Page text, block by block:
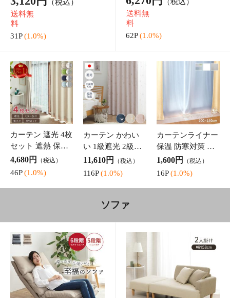
脚が選べる「クリスタダ
イニングテーブル」 80×1
50cm 4人 オーク ウォール
ナット
58,810円 （税込）
送料無
料
588P (1.0%)
5点セット 「 ダイニング
ダイニングチェア パック
ス 」 110×71cm 円形 おし
ゃれ テ
送料無
料
1,358P
ダイニングセット
石調 黒脚 アイア
ン 幅80 チェア2脚
ファブリッ
383P (1.0%)
肘掛け 1脚 北欧
木 「パックス」
ン ナチュラル 木
製 無垢
223P (1.0%)
ゃれ イス
498P (1.0%)
収納家具